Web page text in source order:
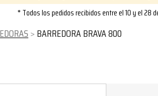
* Todos los pedidos recibidos entre el 10 y el 28
BARREDORA BRAVA 800